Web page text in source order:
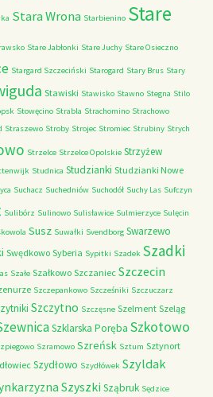
Stara Wrona Starbienino Stare
Stare Jabłonki Stare Juchy Stare Osieczno
Stargard Szczeciński Starogard Stary Brus Stary
Stawiski Stawisko Stawno Stegna Stilo
Stowęcino Strabla Strachomino Strachowo
Straszewo Stroby Strojec Stromiec Strubiny Strych
Strzelce Strzelce Opolskie Strzyżew
Studnica Studzianki Studzianki Nowe
Suchacz Suchedniów Suchodół Suchy Las Sufczyn
Sulibórz Sulinowo Sulisławice Sulmierzyce Sulęcin
Susz Suwałki Svendborg Swarzewo
Swędkowo Syberia Sypitki Szadek Szadki
Szałe Szałkowo Szczaniec Szczecin
Szczepankowo Szcześniki Szczuczarz
Szczytno Szczęsne Szelment Szeląg
Szklarska Poręba Szkotowo
Szramowo Szreńsk Sztum Sztynort
Szydłowo Szydłówek Szyldak
Szyszki Sząbruk Sędzice